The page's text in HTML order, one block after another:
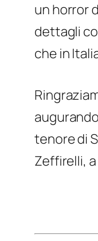
un horror
dettagli
che in
tenore di
Zeffirelli,